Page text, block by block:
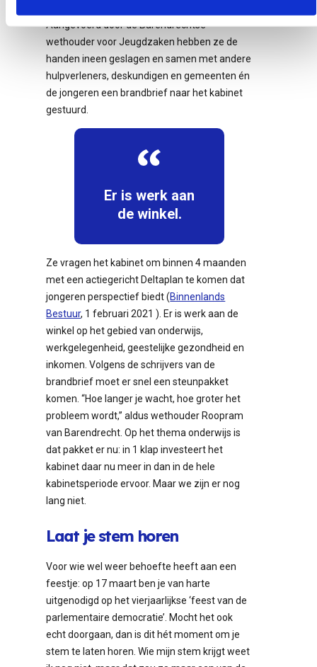
Aangevoerd door de Barendrechtse
wethouder voor Jeugdzaken hebben ze de
handen ineen geslagen en samen met andere
hulpverleners, deskundigen en gemeenten én
de jongeren een brandbrief naar het kabinet
gestuurd.
Er is werk aan
de winkel.
Ze vragen het kabinet om binnen 4 maanden
met een actiegericht Deltaplan te komen dat
jongeren perspectief biedt (Binnenlands
Bestuur, 1 februari 2021 ). Er is werk aan de
winkel op het gebied van onderwijs,
werkgelegenheid, geestelijke gezondheid en
inkomen. Volgens de schrijvers van de
brandbrief moet er snel een steunpakket
komen. “Hoe langer je wacht, hoe groter het
probleem wordt,” aldus wethouder Roopram
van Barendrecht. Op het thema onderwijs is
dat pakket er nu: in 1 klap investeert het
kabinet daar nu meer in dan in de hele
kabinetsperiode ervoor. Maar we zijn er nog
lang niet.
Laat je stem horen
Voor wie wel weer behoefte heeft aan een
feestje: op 17 maart ben je van harte
uitgenodigd op het vierjaarlijkse ‘feest van de
parlementaire democratie’. Mocht het ook
echt doorgaan, dan is dit hét moment om je
stem te laten horen. Wie mijn stem krijgt weet